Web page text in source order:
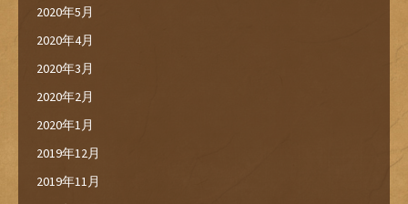
2020年5月
2020年4月
2020年3月
2020年2月
2020年1月
2019年12月
2019年11月